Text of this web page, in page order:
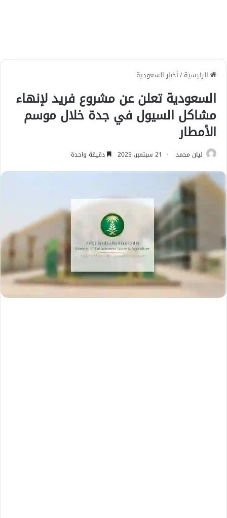
الرئيسية/أخبار السعودية
السعودية تعلن عن مشروع فريد لإنهاء
مشاكل السيول في جدة خلال موسم
الأمطار
ليان محمد 21 سبتمبر، 2025 دقيقة واحدة